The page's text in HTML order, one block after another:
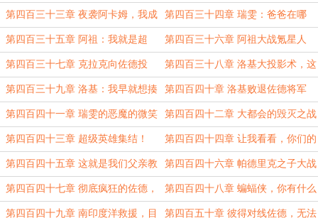
军 星人的
第四百三十三章 夜袭阿卡姆，我成
了P先生？
第四百三十四章 瑞雯：爸爸在哪
儿？
第四百三十五章 阿祖：我就是超
人，谁赞成？谁反对？
第四百三十六章 阿祖大战氪星人
第四百三十七章 克拉克向佐德投
降，为了阿祖
第四百三十八章 洛基大投影术，这
里的一草一木我都记得
第四百三十九章 洛基：我早就想揍
氪星人了
第四百四十章 洛基败退佐德将军
第四百四十一章 瑞雯的恶魔的微笑 第四百四十二章 大都会的毁灭之战
第四百四十三章 超级英雄集结！ 第四百四十四章 让我看看，你们的
父亲帕德里克，教会了你们什么
第四百四十五章 这就是我们父亲教
的本领！
第四百四十六章 帕德里克之子大战
佐德
第四百四十七章 彻底疯狂的佐德，
愤怒的瑞雯
第四百四十八章 蝙蝠侠，你有什么
对付我的预案吗？
第四百四十九章 南印度洋救援，目 第四百五十章 彼得对线佐德，无法